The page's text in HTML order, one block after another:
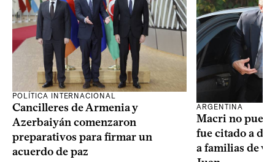
POLÍTICA INTERNACIONAL
Cancilleres de Armenia y
Azerbaiyán comenzaron
preparativos para firmar un
acuerdo de paz
ARGENTINA
Macri no
fue citado a
a familias de